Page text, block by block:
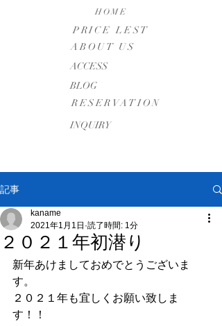
HOME
PRICE LEST
ABOUT US
​ACCESS
BLOG
RESERVATION
INQUIRY
記事
２０２１年初潜り
kaname
2021年1月1日 読了時間: 1分
新年あけましておめでとうございま
す。
２０２１年も宜しくお願い致しま
す！！